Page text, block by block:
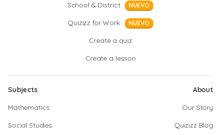
School & District
NUEVO
Quizizz for Work NUEVO
Create a quiz
Create a lesson
Subjects
Mathematics
Social Studies
About
Our Story
Quizizz Blog